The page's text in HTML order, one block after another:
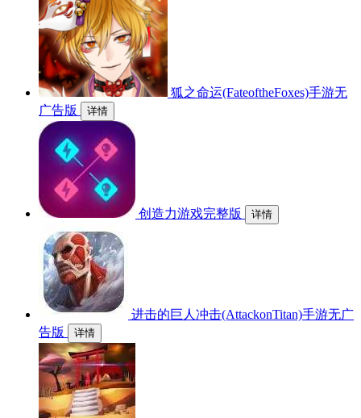
狐之命运(FateoftheFoxes)手游无
广告版
详情
创造力游戏完整版 详情
进击的巨人冲击(AttackonTitan)手游无广
告版
详情